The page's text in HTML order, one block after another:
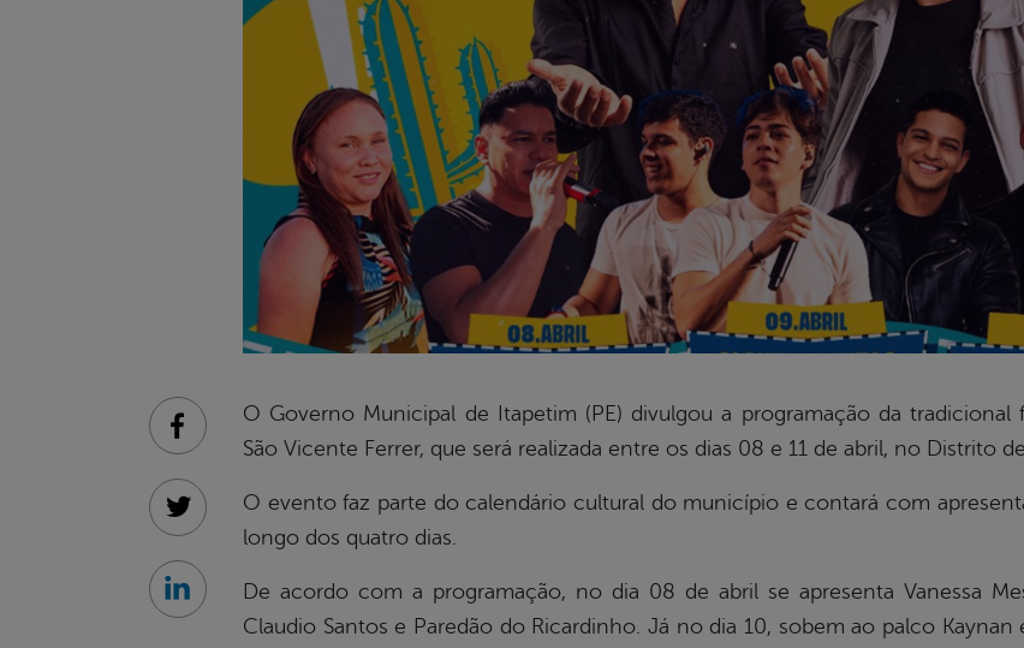
O Governo Municipal de Itapetim (PE) divulgou a programação da
São Vicente Ferrer, que será realizada entre os dias 08 e 11 de abril, no Distrito
O evento faz parte do calendário cultural do município e contará com
longo dos quatro dias.
De acordo com a programação, no dia 08 de abril se apresenta Vanessa
Claudio Santos e Paredão do Ricardinho. Já no dia 10, sobem ao palco Kaynan
Facebook
Twitter
Linkedin